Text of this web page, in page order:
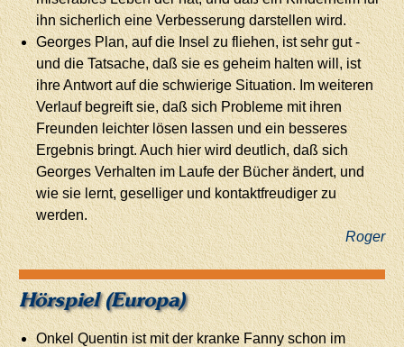
ihn sicherlich eine Verbesserung darstellen wird.
Georges Plan, auf die Insel zu fliehen, ist sehr gut -
und die Tatsache, daß sie es geheim halten will, ist
ihre Antwort auf die schwierige Situation. Im weiteren
Verlauf begreift sie, daß sich Probleme mit ihren
Freunden leichter lösen lassen und ein besseres
Ergebnis bringt. Auch hier wird deutlich, daß sich
Georges Verhalten im Laufe der Bücher ändert, und
wie sie lernt, geselliger und kontaktfreudiger zu
werden.
Roger
Hörspiel (Europa)
Onkel Quentin ist mit der kranke Fanny schon im